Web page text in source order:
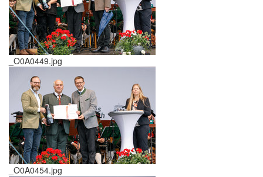
_O0A0449.jpg
_O0A0454.jpg